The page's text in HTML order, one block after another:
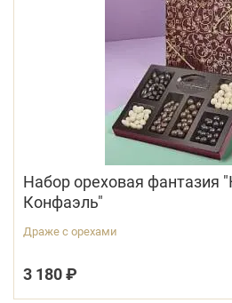
Набор ореховая фантазия
Конфаэль"
Драже с орехами
3 180 ₽